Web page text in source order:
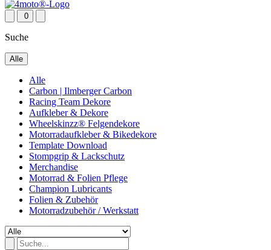
0
Suche
Alle
Alle
Carbon | Ilmberger Carbon
Racing Team Dekore
Aufkleber & Dekore
Wheelskinzz® Felgendekore
Motorradaufkleber & Bikedekore
Template Download
Stompgrip & Lackschutz
Merchandise
Motorrad & Folien Pflege
Champion Lubricants
Folien & Zubehör
Motorradzubehör / Werkstatt